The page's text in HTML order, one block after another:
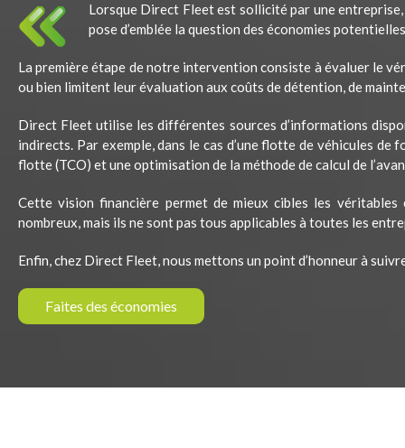
Lorsque Direct Fleet est sollicité par une
pose d’emblée la question des économies
La première étape de notre intervention consiste à évaluer le
ou bien limitent leur évaluation aux coûts de détention, de
Direct Fleet utilise les différentes sources d’informations
indirects. Par exemple, dans le cas d’une flotte de véhicules
flotte (TCO) et une optimisation de la méthode de calcul de
Cette vision financière permet de mieux cibles les
nombreux, mais ils ne sont pas tous applicables à toutes les
Enfin, chez Direct Fleet, nous mettons un point d’honneur à
Faites des économies